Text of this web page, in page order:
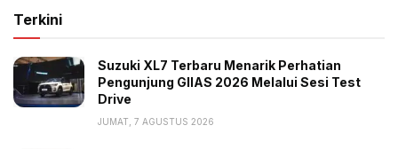
komponen, telah mencapai 80 lebuh negara.
“Baru-baru ini, industri otomotif di Tanah Air
melakukan ekspor ke Australia yang terkenal memiliki
spesifikasi yang ketat,” kata dia.
Terkini
Suzuki XL7 Terbaru Menarik Perhatian
Pengunjung GIIAS 2026 Melalui Sesi Test
Drive
JUMAT, 7 AGUSTUS 2026